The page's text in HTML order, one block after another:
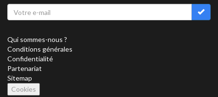
Qui sommes-nous ?
Conditions générales
Confidentialité
Partenariat
Sitemap
Cookies